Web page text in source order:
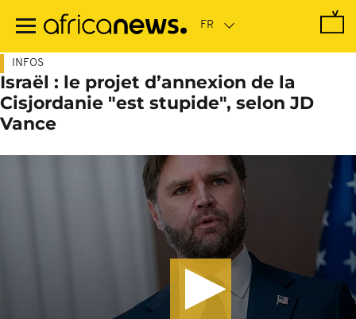
contenu
INFOS
Israël : le projet d’annexion de la
Cisjordanie "est stupide", selon JD
Vance